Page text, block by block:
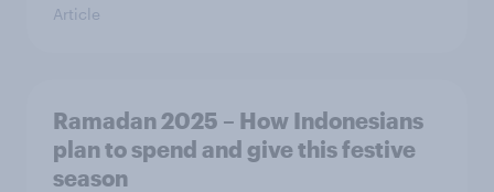
Article
Ramadan 2025 – How Indonesians
plan to spend and give this festive
season